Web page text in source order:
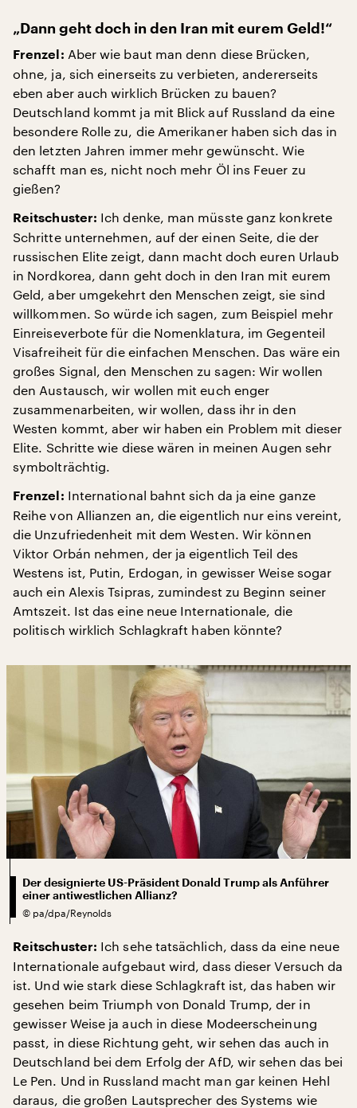
„Dann geht doch in den Iran mit eurem Geld!“
Frenzel: Aber wie baut man denn diese Brücken,
ohne, ja, sich einerseits zu verbieten, andererseits
eben aber auch wirklich Brücken zu bauen?
Deutschland kommt ja mit Blick auf Russland da eine
besondere Rolle zu, die Amerikaner haben sich das in
den letzten Jahren immer mehr gewünscht. Wie
schafft man es, nicht noch mehr Öl ins Feuer zu
gießen?
Reitschuster: Ich denke, man müsste ganz konkrete
Schritte unternehmen, auf der einen Seite, die der
russischen Elite zeigt, dann macht doch euren Urlaub
in Nordkorea, dann geht doch in den Iran mit eurem
Geld, aber umgekehrt den Menschen zeigt, sie sind
willkommen. So würde ich sagen, zum Beispiel mehr
Einreiseverbote für die Nomenklatura, im Gegenteil
Visafreiheit für die einfachen Menschen. Das wäre ein
großes Signal, den Menschen zu sagen: Wir wollen
den Austausch, wir wollen mit euch enger
zusammenarbeiten, wir wollen, dass ihr in den
Westen kommt, aber wir haben ein Problem mit dieser
Elite. Schritte wie diese wären in meinen Augen sehr
symbolträchtig.
Frenzel: International bahnt sich da ja eine ganze
Reihe von Allianzen an, die eigentlich nur eins vereint,
die Unzufriedenheit mit dem Westen. Wir können
Viktor Orbán nehmen, der ja eigentlich Teil des
Westens ist, Putin, Erdogan, in gewisser Weise sogar
auch ein Alexis Tsipras, zumindest zu Beginn seiner
Amtszeit. Ist das eine neue Internationale, die
politisch wirklich Schlagkraft haben könnte?
Der designierte US-Präsident Donald Trump als Anführer
einer antiwestlichen Allianz?
© pa/dpa/Reynolds
Reitschuster: Ich sehe tatsächlich, dass da eine neue
Internationale aufgebaut wird, dass dieser Versuch da
ist. Und wie stark diese Schlagkraft ist, das haben wir
gesehen beim Triumph von Donald Trump, der in
gewisser Weise ja auch in diese Modeerscheinung
passt, in diese Richtung geht, wir sehen das auch in
Deutschland bei dem Erfolg der AfD, wir sehen das bei
Le Pen. Und in Russland macht man gar keinen Hehl
daraus, die großen Lautsprecher des Systems wie